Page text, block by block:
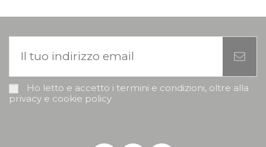
Ho letto e accetto i termini e condizioni, oltre alla
privacy e cookie policy